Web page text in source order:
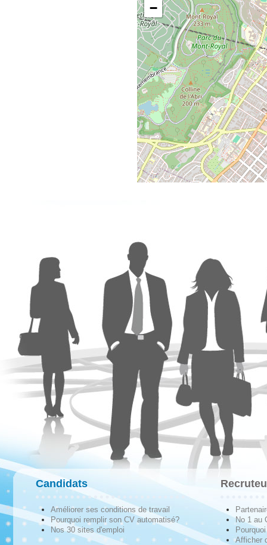
−
Candidats
Améliorer ses conditions de travail
Pourquoi remplir son CV automatisé?
Nos 30 sites d'emploi
No 1 au
Afficher